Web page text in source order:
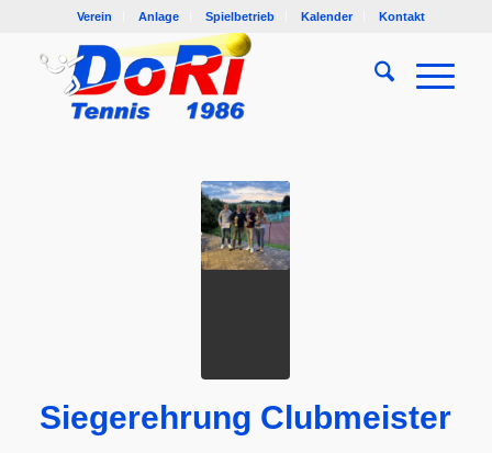
Verein Anlage Spielbetrieb Kalender Kontakt
Siegerehrung Clubmeister